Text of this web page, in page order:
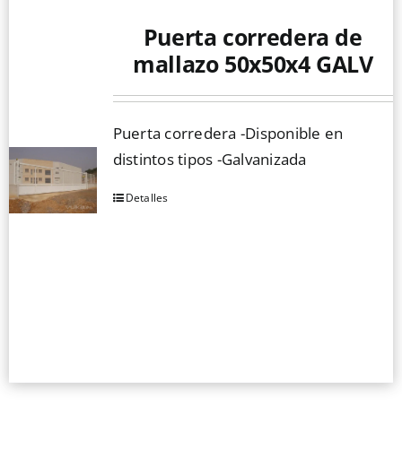
Contacto
Puerta corredera de
mallazo 50x50x4 GALV
Puerta corredera -Disponible en
distintos tipos -Galvanizada
Este
se
Detalles